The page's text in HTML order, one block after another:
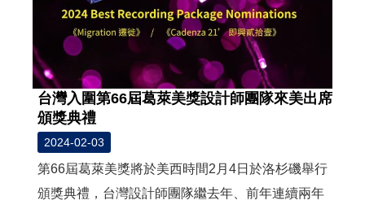
台灣入圍第66屆葛萊美獎設計師團隊來美出席
頒獎典禮
2024-02-03
第66屆葛萊美獎將於美西時間2月4日於洛杉磯舉行
頒獎典禮，台灣設計師團隊繼去年、前年連續兩年